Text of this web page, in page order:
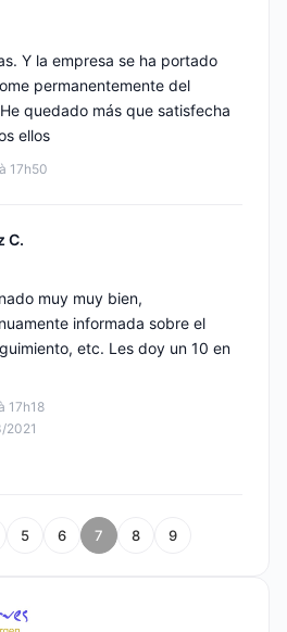
17h50
Y la empresa se ha portado
permanentemente del
quedado más que satisfecha
ellos
C.
17h18
2021
muy muy bien,
informada sobre el
etc. Les doy un 10 en
5 6 7 8 9